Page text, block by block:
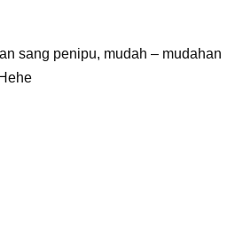
sang penipu, mudah – mudahan